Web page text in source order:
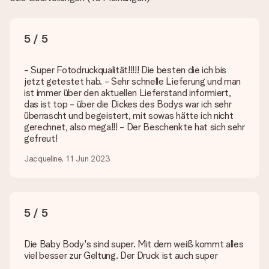
möchtest. Unser Kundenservice kann dann die Qualität für
dich überprüfen!
Welche Dateien kann ich hochladen?
Es können JPG und PNG Dateien in unseren Editor
hochgeladen werden. Ist dies zu technisch oder möchtest du
eine andere Bilddatei verwenden? Kontaktiere bitte unseren
Kundenservice, dort wird dir gerne weitergeholfen, sodass du
dein Geschenk gestalten kannst!
Was, wenn die von mir gewünschte Farbe oder eine andere
Option nicht zur Verfügung steht?
die Geschenkkarte?
In unserem Warenkorb bieten wie die Option „Gratis
Geschenkkarte“ an. Klicke diese Option an, wenn du diese
5 / 5
- Super Fotodruckqualität!!!!! Die besten die ich bis
jetzt getestet hab. - Sehr schnelle Lieferung und man
ist immer über den aktuellen Lieferstand informiert,
das ist top - über die Dickes des Bodys war ich sehr
überrascht und begeistert, mit sowas hätte ich nicht
gerechnet, also mega!!! - Der Beschenkte hat sich sehr
gefreut!
Jacqueline, 11 Jun 2023
5 / 5
Die Baby Body's sind super. Mit dem weiß kommt alles
viel besser zur Geltung. Der Druck ist auch super